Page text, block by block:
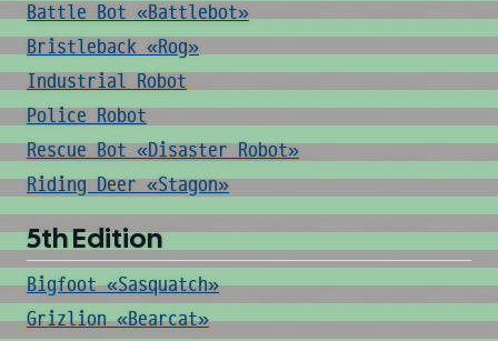
Battle Bot «Battlebot»
Bristleback «Rog»
Industrial Robot
Police Robot
Rescue Bot «Disaster Robot»
Riding Deer «Stagon»
5th Edition
Bigfoot «Sasquatch»
Grizlion «Bearcat»